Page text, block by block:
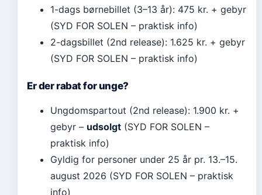
1-dags børnebillet (3–13 år): 475 kr. + gebyr
(SYD FOR SOLEN – praktisk info)
2-dagsbillet (2nd release): 1.625 kr. + gebyr
(SYD FOR SOLEN – praktisk info)
Er der rabat for unge?
Ungdomspartout (2nd release): 1.900 kr. +
gebyr – udsolgt (SYD FOR SOLEN –
praktisk info)
Gyldig for personer under 25 år pr. 13.–15.
august 2026 (SYD FOR SOLEN – praktisk
info)